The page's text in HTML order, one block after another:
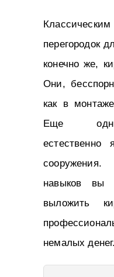
перегородок
конечно же,
Они,
как в
Еще
естественно
навыков вы
выложить
немалых денег.